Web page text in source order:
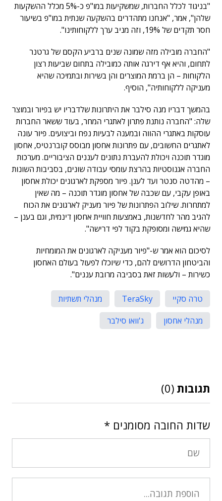
"בניגוד לכלל החברות, שמשקיעות במו"פ כ-5% מכלל ההשקעות
שלהן", אמר, "אנחנו מתהדרים בהשקעה שנתית במו"פ בשיעור
חסר תקדים של 19%, וזה מניב ערך ללקוחותינו".
"החברה מובילה מזה שמונה שנים ברביע הקסם של גרטנר
לתחום, והיא אף דירגה אותה כמובילה בתחום שביעות רצון
הלקוחות – הן ברמת המוצרים והן בשירות ובתמיכה שהיא
מעניקה ללקוחותיה", הוסיף.
בהמשך דבריו מנה סילבר את היתרונות שלדבריו יש בפיור ובמוצר
שלה: "החברה נותנת פתרון לאתגרי המחר, בעוד ששאר החברות
עוסקות באתגרי ההווה ובמענה לבעיות נפח וביצועים. פיור עונה
לאתגרים החשובים, עם פתרונות אחסון מבוסס קוברנטיס, אחסון
מוגדר תוכנה ויכולת להעברת נתונים לעננים הציבוריים. מערכות
החברה אגנוסטיות בהרצת עומסי עבודה שונים, בסביבות השונות
– מהדטה סנטר ועד לענן. פיור מספקת לארגונים יכולת אחסון
באופן עקבי, עם שכבה של אחסון מוגדר תוכנה – מה שאין
למתחרות. שילוב הפתרונות של פיור מעניק לארגונים את הכוח
להגיב מהר לחדשנות, באמצעות חוויית אחסון דינמית, וגם בענן –
שהיא גמישה ומסופקת בקוד לפי דרישה".
לסיכום הוא אמר ש-"פיור מעניקה לארגונים את המומחיות
והביטחון הדרושים להם, כדי שיוכלו לפעול בעולם האחסון
כשירות – ולעשות זאת בסביבה מרובת עננים".
טרה סקיי TeraSky
מנהלי תשתיות
מנהלי אחסון
ג'וואו סילבר
תגובות (0)
שדות החובה מסומנים *